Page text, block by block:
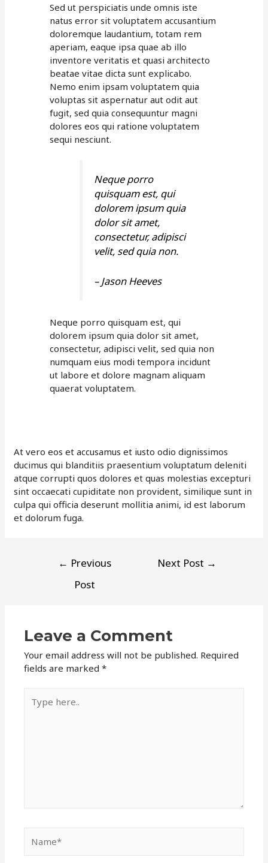
Sed ut perspiciatis unde omnis iste
natus error sit voluptatem accusantium
doloremque laudantium, totam rem
aperiam, eaque ipsa quae ab illo
inventore veritatis et quasi architecto
beatae vitae dicta sunt explicabo.
Nemo enim ipsam voluptatem quia
voluptas sit aspernatur aut odit aut
fugit, sed quia consequuntur magni
dolores eos qui ratione voluptatem
sequi nesciunt.
Neque porro
quisquam est, qui
dolorem ipsum quia
dolor sit amet,
consectetur, adipisci
velit, sed quia non.
– Jason Heeves
Neque porro quisquam est, qui
dolorem ipsum quia dolor sit amet,
consectetur, adipisci velit, sed quia non
numquam eius modi tempora incidunt
ut labore et dolore magnam aliquam
quaerat voluptatem.
At vero eos et accusamus et iusto odio dignissimos
ducimus qui blanditiis praesentium voluptatum deleniti
atque corrupti quos dolores et quas molestias excepturi
sint occaecati cupiditate non provident, similique sunt in
culpa qui officia deserunt mollitia animi, id est laborum
et dolorum fuga.
navigation
← Previous
Post
Next Post →
Leave a Comment
Your email address will not be published. Required
fields are marked*
here..